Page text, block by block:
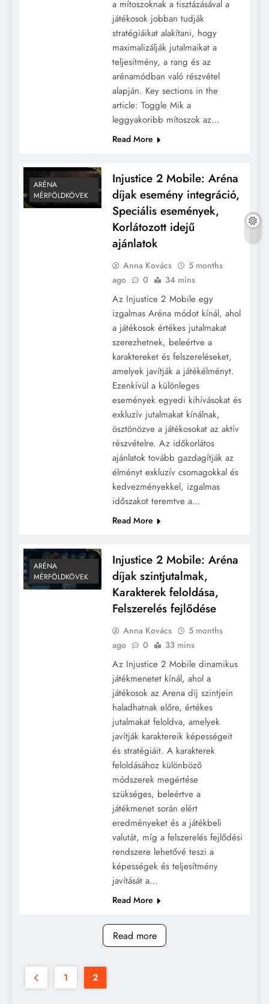
a mítoszoknak a tisztázásával a
játékosok jobban tudják
stratégiáikat alakítani, hogy
maximalizálják jutalmaikat a
teljesítmény, a rang és az
arénamódban való részvétel
alapján. Key sections in the
article: Toggle Mik a
leggyakoribb mítoszok az…
Read More
ARÉNA
MÉRFÖLDKÖVEK
Injustice 2 Mobile: Aréna
díjak esemény integráció,
Speciális események,
Korlátozott idejű
ajánlatok
Anna Kovács
5 months
ago
0 34 mins
Az Injustice 2 Mobile egy
izgalmas Aréna módot kínál, ahol
a játékosok értékes jutalmakat
szerezhetnek, beleértve a
karaktereket és felszereléseket,
amelyek javítják a játékélményt.
Ezenkívül a különleges
események egyedi kihívásokat és
exkluzív jutalmakat kínálnak,
ösztönözve a játékosokat az aktív
részvételre. Az időkorlátos
ajánlatok tovább gazdagítják az
élményt exkluzív csomagokkal és
kedvezményekkel, izgalmas
időszakot teremtve a…
Read More
ARÉNA
MÉRFÖLDKÖVEK
Injustice 2 Mobile: Aréna
díjak szintjutalmak,
Karakterek feloldása,
Felszerelés fejlődése
Anna Kovács
5 months
ago
0 33 mins
Az Injustice 2 Mobile dinamikus
játékmenetet kínál, ahol a
játékosok az Arena díj szintjein
haladhatnak előre, értékes
jutalmakat feloldva, amelyek
javítják karaktereik képességeit
és stratégiáit. A karakterek
feloldásához különböző
módszerek megértése
szükséges, beleértve a
játékmenet során elért
eredményeket és a játékbeli
valutát, míg a felszerelés fejlődési
rendszere lehetővé teszi a
képességek és teljesítmény
javítását a…
Read More
Read more
1 2